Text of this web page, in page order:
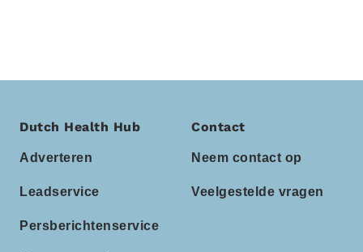
Dutch Health Hub
Adverteren
Leadservice
Persberichtenservice
Contact
Neem contact op
Veelgestelde vragen